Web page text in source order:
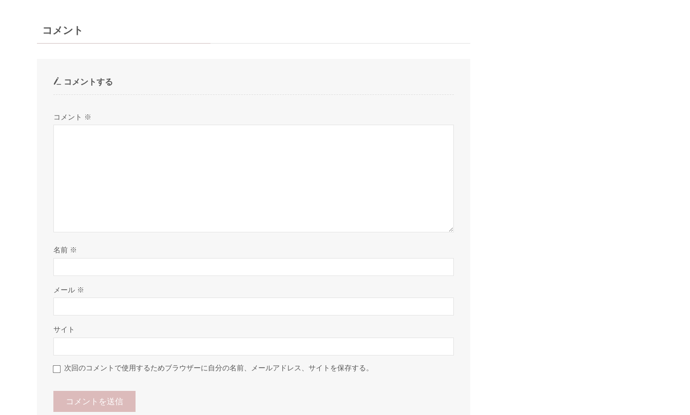
コメント
コメントする
コメント ※
名前 ※
メール ※
サイト
次回のコメントで使用するためブラウザーに自分の名前、メールアドレス、サイトを保存する。